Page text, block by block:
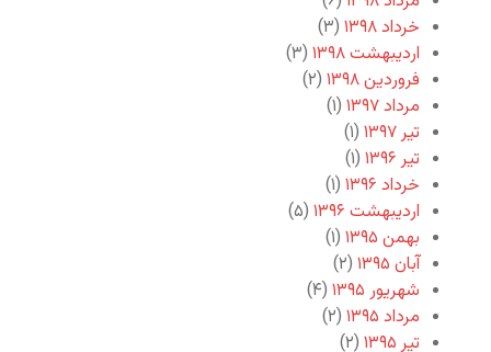
خرداد ۱۳۹۸
(۳)
اردیبهشت ۱۳۹۸
(۳)
فروردین ۱۳۹۸
(۲)
مرداد ۱۳۹۷
(۱)
تیر ۱۳۹۷
(۱)
تیر ۱۳۹۶
(۱)
خرداد ۱۳۹۶
(۱)
اردیبهشت ۱۳۹۶
(۵)
بهمن ۱۳۹۵
(۱)
آبان ۱۳۹۵
(۲)
شهریور ۱۳۹۵
(۴)
مرداد ۱۳۹۵
(۲)
تیر ۱۳۹۵
(۲)